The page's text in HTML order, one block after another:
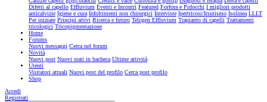
Difetti al capello Effluvium Eventi e Incontri Featured Forfora e Pidocchi I migliori prodotti
anticalvizie Igiene e cura Infoltimenti non chirurgici Interviste Ipertricosi/Irsutismo Isolinea LLLT
Per iniziare Principi attivi Ricerca e futuro Telogen Effluvium Trapianto di capelli Trattamenti
tricologici Tricopigmentazione
Home
Forums
Nuovi messaggi Cerca nel forum
Novità
Nuovi post Nuovi stati in bacheca Ultime attività
Utenti
Visitatori attuali Nuovi post del profilo Cerca post profilo
Shop
Accedi
Registrati